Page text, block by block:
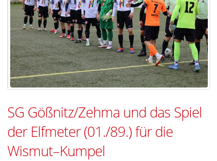
SG Gößnitz/Zehma und das Spiel
der Elfmeter (01./89.) für die
Wismut–Kumpel